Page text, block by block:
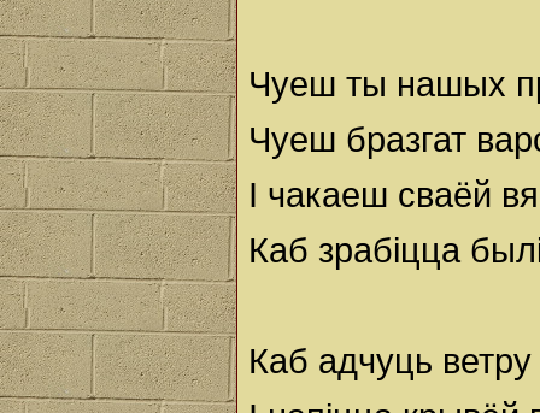
Чуеш ты нашых
Чуеш бразгат
І чакаеш сваёй
Каб зрабіцца
Каб адчуць ветру